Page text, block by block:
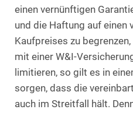
einen vernünftigen
und die Haftung auf einen
Kaufpreises zu
mit einer W&I-
limitieren, so gilt es in
sorgen, dass die
auch im Streitfall hält.